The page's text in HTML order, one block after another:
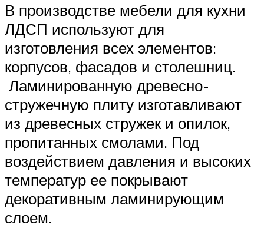
В производстве мебели для кухни
ЛДСП используют для
изготовления всех элементов:
корпусов, фасадов и столешниц.
Ламинированную древесно-
стружечную плиту изготавливают
из древесных стружек и опилок,
пропитанных смолами. Под
воздействием давления и высоких
температур ее покрывают
декоративным ламинирующим
слоем.